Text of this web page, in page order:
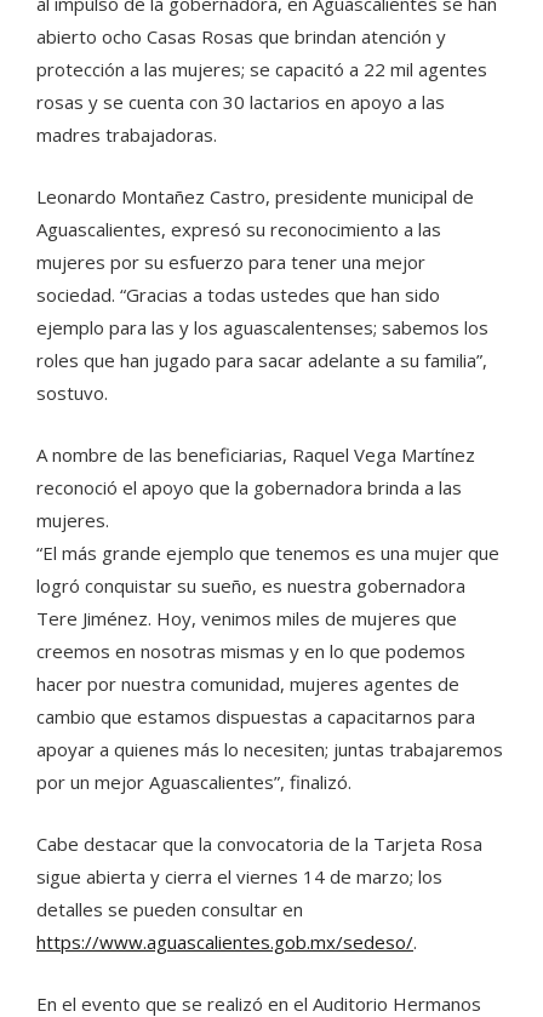
abierto ocho Casas Rosas que brindan atención y
protección a las mujeres; se capacitó a 22 mil agentes
rosas y se cuenta con 30 lactarios en apoyo a las
madres trabajadoras.
Leonardo Montañez Castro, presidente municipal de
Aguascalientes, expresó su reconocimiento a las
mujeres por su esfuerzo para tener una mejor
sociedad. “Gracias a todas ustedes que han sido
ejemplo para las y los aguascalentenses; sabemos los
roles que han jugado para sacar adelante a su familia”,
sostuvo.
A nombre de las beneficiarias, Raquel Vega Martínez
reconoció el apoyo que la gobernadora brinda a las
mujeres.
“El más grande ejemplo que tenemos es una mujer que
logró conquistar su sueño, es nuestra gobernadora
Tere Jiménez. Hoy, venimos miles de mujeres que
creemos en nosotras mismas y en lo que podemos
hacer por nuestra comunidad, mujeres agentes de
cambio que estamos dispuestas a capacitarnos para
apoyar a quienes más lo necesiten; juntas trabajaremos
por un mejor Aguascalientes”, finalizó.
Cabe destacar que la convocatoria de la Tarjeta Rosa
sigue abierta y cierra el viernes 14 de marzo; los
detalles se pueden consultar en
https://www.aguascalientes.gob.mx/sedeso/.
En el evento que se realizó en el Auditorio Hermanos